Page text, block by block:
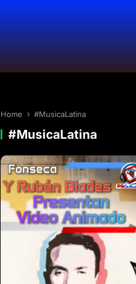
Home #MusicaLatina
#MusicaLatina